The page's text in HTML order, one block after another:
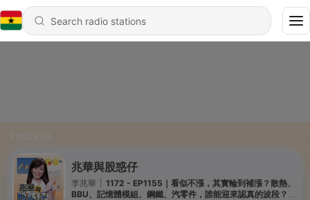
兆華與股惑仔
李兆華
1172 - EP1155｜看似不漲，其實輪到補漲？散熱、
BBU、記憶體模組、鋼鐵、汽零件，誰能迎來認真的波段？先